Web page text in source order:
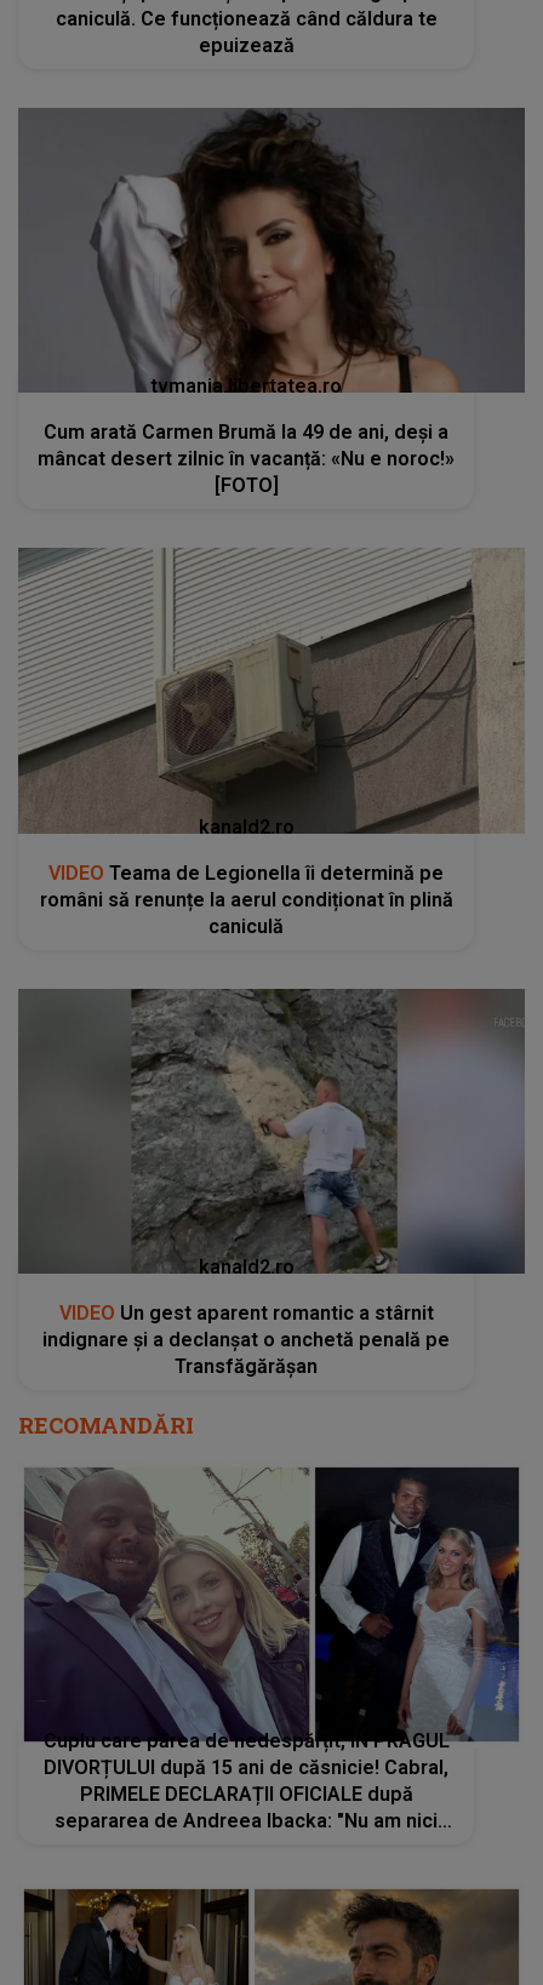
caniculă. Ce funcționează când căldura te
epuizează
tvmania.libertatea.ro
Cum arată Carmen Brumă la 49 de ani, deși a
mâncat desert zilnic în vacanță: «Nu e noroc!»
[FOTO]
kanald2.ro
VIDEO Teama de Legionella îi determină pe
români să renunțe la aerul condiționat în plină
caniculă
kanald2.ro
VIDEO Un gest aparent romantic a stârnit
indignare și a declanșat o anchetă penală pe
Transfăgărășan
RECOMANDĂRI
Cuplu care părea de nedespărțit, ÎN PRAGUL
DIVORȚULUI după 15 ani de căsnicie! Cabral,
PRIMELE DECLARAȚII OFICIALE după
separarea de Andreea Ibacka: "Nu am nici